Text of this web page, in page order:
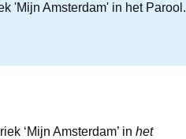
'Mijn Amsterdam' in het Parool.
‘Mijn Amsterdam’ in het